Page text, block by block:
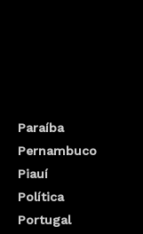
Paraíba
Pernambuco
Piauí
Política
Portugal